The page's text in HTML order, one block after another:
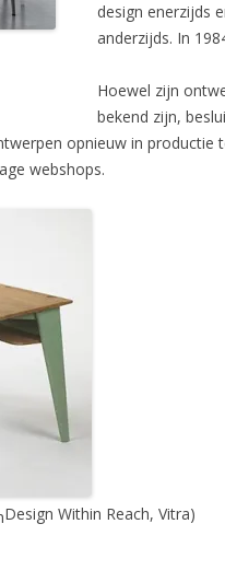
design enerzijds
anderzijds. In
Hoewel zijn
bekend zijn,
opnieuw in productie
webshops.
Within Reach, Vitra)